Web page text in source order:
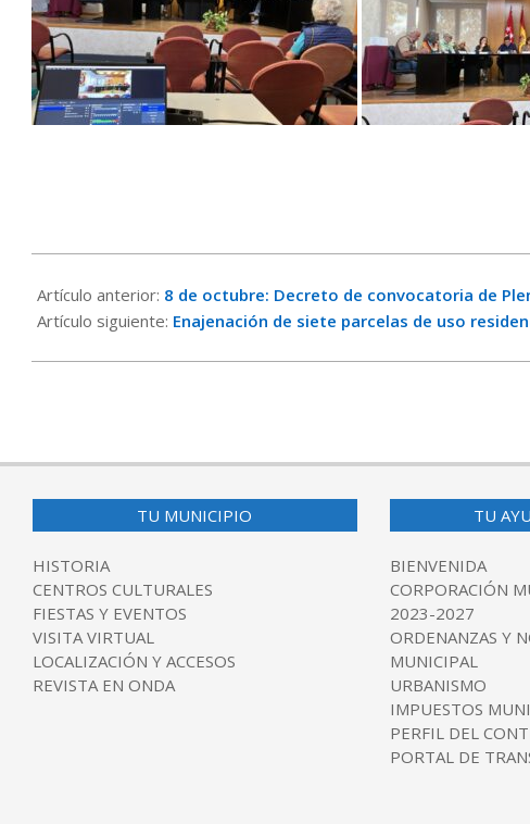
10-
08
Artículo anterior: 8 de octubre: Decreto de convocatoria de
Artículo siguiente: Enajenación de siete parcelas de uso
TU MUNICIPIO
HISTORIA
CENTROS CULTURALES
FIESTAS Y EVENTOS
VISITA VIRTUAL
LOCALIZACIÓN Y ACCESOS
REVISTA EN ONDA
TU
BIENVENIDA
CORPORACIÓN
2023-2027
ORDENANZAS Y
MUNICIPAL
URBANISMO
IMPUESTOS
PERFIL DEL
PORTAL DE